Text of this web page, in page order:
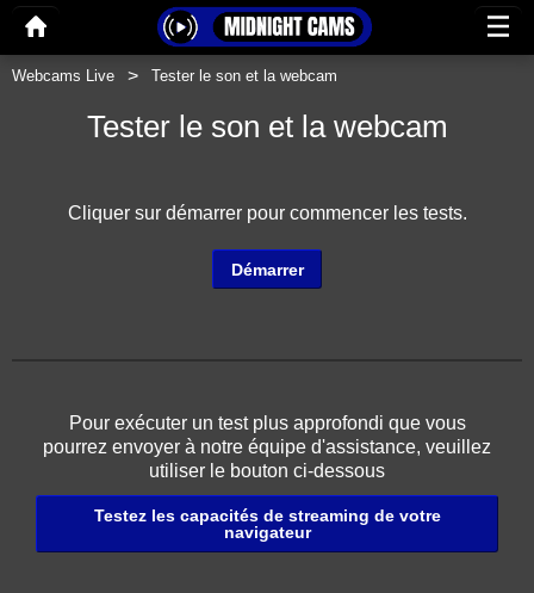
Webcams Live Tester le son et la webcam
Tester le son et la webcam
Cliquer sur démarrer pour commencer les tests.
Démarrer
Pour exécuter un test plus approfondi que vous
pourrez envoyer à notre équipe d'assistance, veuillez
utiliser le bouton ci-dessous
Testez les capacités de streaming de votre
navigateur